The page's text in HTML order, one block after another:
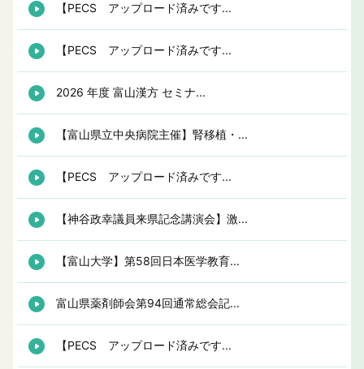
【PECS アップロード済みです...
【PECS アップロード済みです...
2026 年度 富山漢方 セミナ...
【富山県立中央病院主催】腎移植・...
【PECS アップロード済みです...
【神谷政幸議員来県記念講演会】激...
【富山大学】第58回日本医学教育...
富山県薬剤師会第94回通常総会記...
【PECS アップロード済みです...